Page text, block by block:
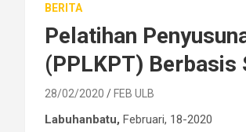
BERITA
Pelatihan
(PPLKPT)
28/02/2020 FEB ULB
Labuhanbatu, Februari, 18-2020